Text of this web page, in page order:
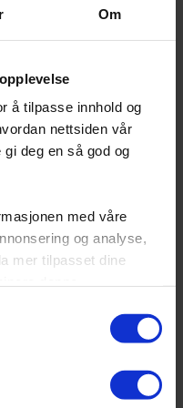
Om
å tilpasse innhold og
nettsiden vår
deg en så god og
med våre
og analyse,
mer tilpasset dine
din bruk av
du vil tillate, og vi
animasjon